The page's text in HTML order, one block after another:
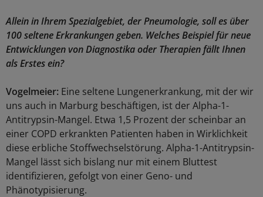
Allein in Ihrem Spezialgebiet, der Pneumologie, soll es über
100 seltene Erkrankungen geben. Welches Beispiel für neue
Entwicklungen von Diagnostika oder Therapien fällt Ihnen
als Erstes ein?
Vogelmeier: Eine seltene Lungenerkrankung, mit der wir
uns auch in Marburg beschäftigen, ist der Alpha-1-
Antitrypsin-Mangel. Etwa 1,5 Prozent der scheinbar an
einer COPD erkrankten Patienten haben in Wirklichkeit
diese erbliche Stoffwechselstörung. Alpha-1-Antitrypsin-
Mangel lässt sich bislang nur mit einem Bluttest
identifizieren, gefolgt von einer Geno- und
Phänotypisierung.